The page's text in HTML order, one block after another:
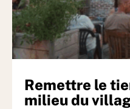
Remettre le
milieu du